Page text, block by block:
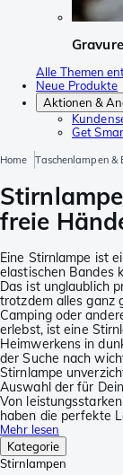
Alle Themen
Neue Produkte
Aktionen &
Get
Home Taschenlampen &
freie
Eine Stirnlampe ist
elastischen Bandes
Das ist unglaublich
trotzdem alles ganz
Camping oder
erlebst, ist eine
Heimwerkens in
der Suche nach
Stirnlampe
Auswahl der für
Von
haben die perfekte
Mehr lesen
Kategorie
Stirnlampen